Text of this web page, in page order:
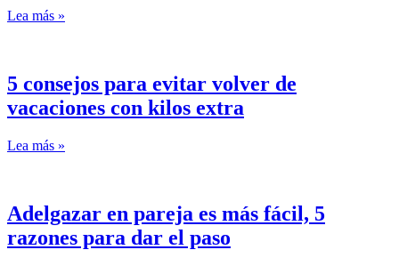
Lea más »
5 consejos para evitar volver de
vacaciones con kilos extra
Lea más »
Adelgazar en pareja es más fácil, 5
razones para dar el paso